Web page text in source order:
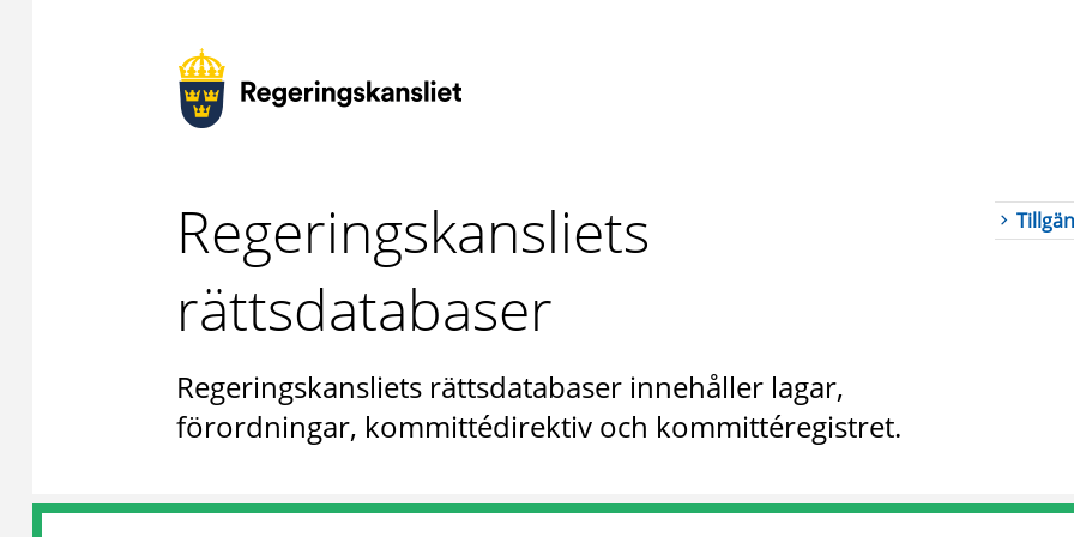
Regeringskansliets
rättsdatabaser
Regeringskansliets rättsdatabaser innehåller lagar,
förordningar, kommittédirektiv och kommittéregistret.